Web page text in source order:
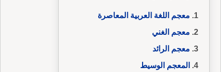
معجم اللغة العربية المعاصرة
معجم الغني
معجم الرائد
المعجم الوسيط